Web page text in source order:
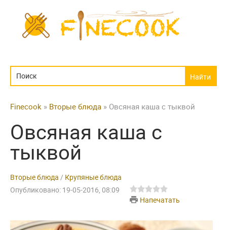
Finecook » Вторые блюда » Овсяная каша с тыквой
Овсяная каша с
тыквой
Вторые блюда / Крупяные блюда
Опубликовано: 19-05-2016, 08:09
Напечатать